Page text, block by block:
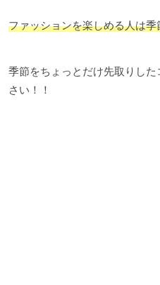
ファッションを楽しめる人は
季節をちょっとだけ先取りし
さい！！